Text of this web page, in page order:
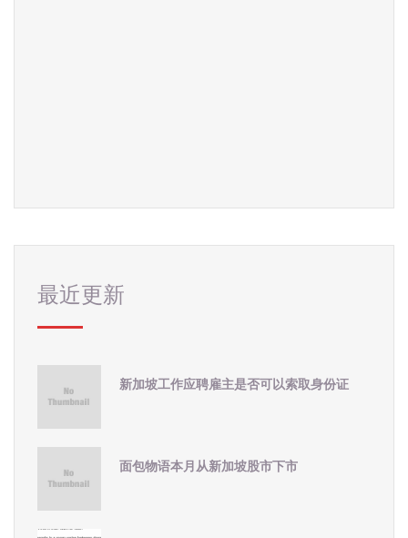
最近更新
新加坡工作应聘雇主是否可以索取身份证
面包物语本月从新加坡股市下市